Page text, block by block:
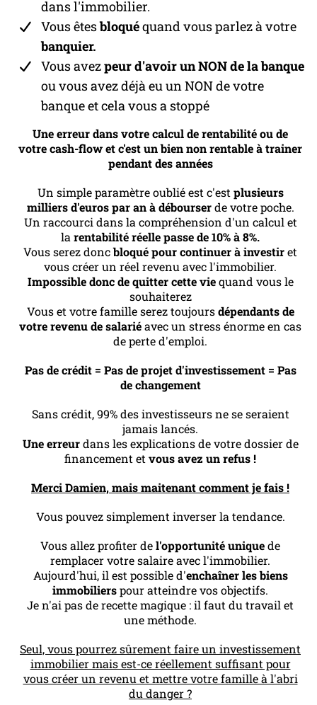
dans l'immobilier.
Vous êtesbloquéquand vous parlez à votre
banquier.
Vous avezpeur d'avoir un NON de la banque
ou vous avez déjà eu un NON de votre
banque et cela vous a stoppé
Une erreur dans votre calcul de rentabilité ou de
votre cash-flow et c'est un bien non rentable à trainer
pendant des années
Un simple paramètre oublié est c'est plusieurs
milliers d'euros par an à débourserde votre poche.
Un raccourci dans la compréhension d'un calcul et
la rentabilité réelle passe de 10% à 8%.
Vous serez doncbloqué pour continuer à investiret
vous créer un réel revenu avec l'immobilier.
Impossible donc de quitter cette viequand vous le
souhaiterez
Vous et votre famille serez toujoursdépendants de
votre revenu de salariéavec un stress énorme en cas
de perte d'emploi.
Pas de crédit = Pas de projet d'investissement = Pas
de changement
Sans crédit, 99% des investisseurs ne se seraient
jamais lancés.
Une erreurdans les explications de votre dossier de
financement et vous avez un refus !
Merci Damien, mais maitenant comment je fais !
Vous pouvez simplement inverser la tendance.
Vous allez profiter del'opportunité uniquede
remplacer votre salaire avec l'immobilier.
Aujourd'hui, il est possible d'enchaîner les biens
immobilierspour atteindre vos objectifs.
Je n'ai pas de recette magique : il faut du travail et
une méthode.
Seul, vous pourrez sûrement faire un investissement
immobilier mais est-ce réellement suffisant pour
vous créer un revenu et mettre votre famille à l'abri
du danger ?